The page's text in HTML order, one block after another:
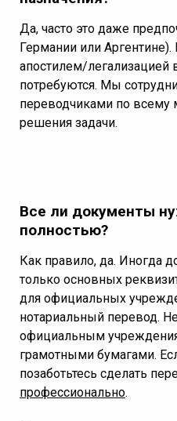
Да, часто это даже
Германии или
апостилем/легализацией
потребуются. Мы
переводчиками по всему
решения задачи.
Все ли документы
полностью?
Как правило, да. Иногда
только основных
для официальных
нотариальный перевод.
официальным
грамотными бумагами.
позаботьтесь сделать
профессионально.